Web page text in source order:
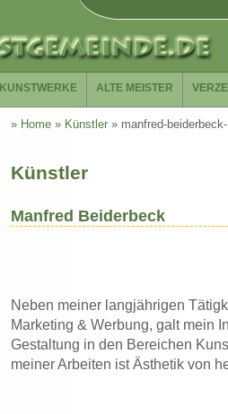
KUNSTWERKE ALTE MEISTER
» Home » Künstler » manfred-
Künstler
Manfred Beiderbeck
Neben meiner langjährigen
Marketing & Werbung, galt mein
Gestaltung in den Bereichen
meiner Arbeiten ist Ästhetik von